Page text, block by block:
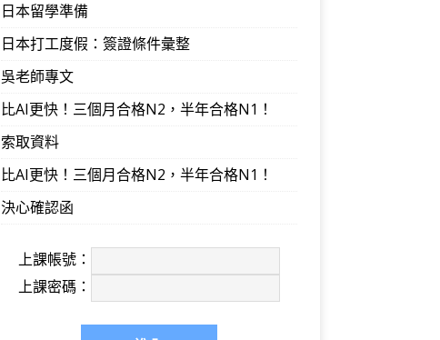
日本留學準備
日本打工度假：簽證條件彙整
吳老師專文
比AI更快！三個月合格N2，半年合格N1！
索取資料
比AI更快！三個月合格N2，半年合格N1！
決心確認函
上課帳號：
上課密碼：